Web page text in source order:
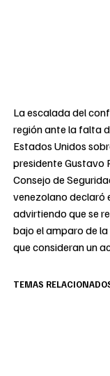
La escalada del
región ante la falta
Estados Unidos
presidente Gustavo
Consejo de
venezolano declaró
advirtiendo que se
bajo el amparo de
que consideran un
TEMAS